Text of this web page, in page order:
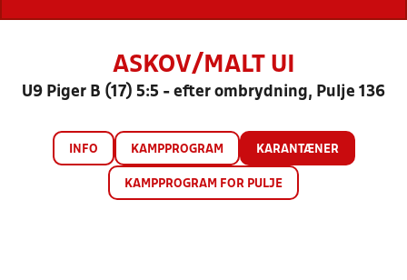
ASKOV/MALT UI
U9 Piger B (17) 5:5 - efter ombrydning, Pulje 136
INFO KAMPPROGRAM KARANTÆNER
KAMPPROGRAM FOR PULJE